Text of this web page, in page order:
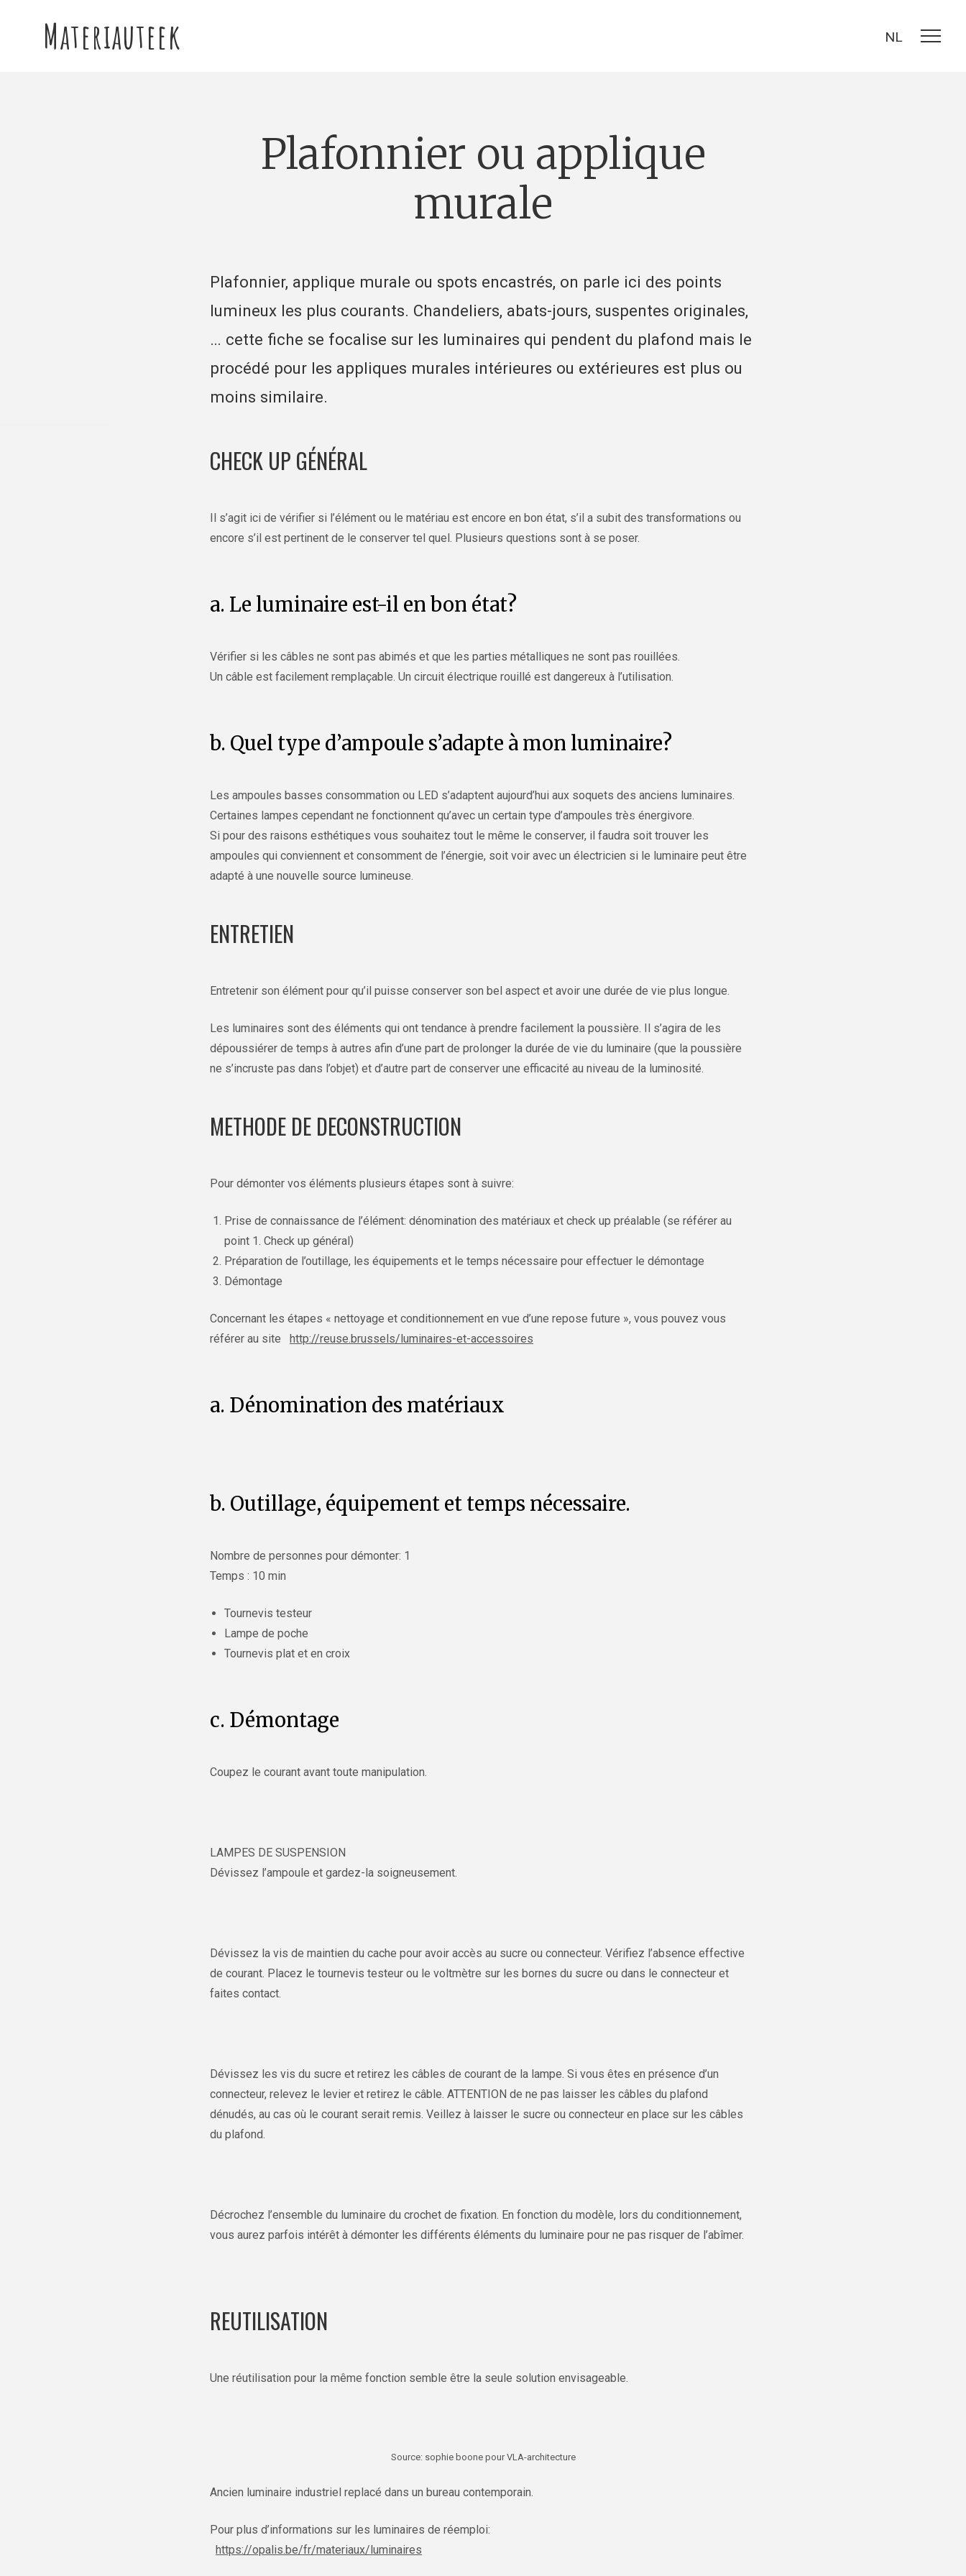
NL
Materiauteek
plafonnier ou applique
murale
Plafonnier, applique murale ou spots encastrés, on parle ici des points
lumineux les plus courants. Chandeliers, abats-jours, suspentes originales,
… cette fiche se focalise sur les luminaires qui pendent du plafond mais le
procédé pour les appliques murales intérieures ou extérieures est plus ou
moins similaire.
CHECK UP GÉNÉRAL
Il s’agit ici de vérifier si l’élément ou le matériau est encore en bon état, s’il a subit des transformations ou
encore s’il est pertinent de le conserver tel quel. Plusieurs questions sont à se poser.
a. Le luminaire est-il en bon état?
Vérifier si les câbles ne sont pas abimés et que les parties métalliques ne sont pas rouillées.
Un câble est facilement remplaçable. Un circuit électrique rouillé est dangereux à l’utilisation.
b. Quel type d’ampoule s’adapte à mon luminaire?
Les ampoules basses consommation ou LED s’adaptent aujourd’hui aux soquets des anciens luminaires.
Certaines lampes cependant ne fonctionnent qu’avec un certain type d’ampoules très énergivore.
Si pour des raisons esthétiques vous souhaitez tout le même le conserver, il faudra soit trouver les
ampoules qui conviennent et consomment de l’énergie, soit voir avec un électricien si le luminaire peut être
adapté à une nouvelle source lumineuse.
ENTRETIEN
Entretenir son élément pour qu’il puisse conserver son bel aspect et avoir une durée de vie plus longue.
Les luminaires sont des éléments qui ont tendance à prendre facilement la poussière. Il s’agira de les
dépoussiérer de temps à autres afin d’une part de prolonger la durée de vie du luminaire (que la poussière
ne s’incruste pas dans l’objet) et d’autre part de conserver une efficacité au niveau de la luminosité.
METHODE DE DECONSTRUCTION
Pour démonter vos éléments plusieurs étapes sont à suivre:
Prise de connaissance de l’élément: dénomination des matériaux et check up préalable (se référer au
point 1. Check up général)
Préparation de l’outillage, les équipements et le temps nécessaire pour effectuer le démontage
Démontage
Concernant les étapes « nettoyage et conditionnement en vue d’une repose future », vous pouvez vous
référer au site
http://reuse.brussels/luminaires-et-accessoires
a. Dénomination des matériaux
b. Outillage, équipement et temps nécessaire.
Nombre de personnes pour démonter: 1
Temps : 10 min
Tournevis testeur
Lampe de poche
Tournevis plat et en croix
c. Démontage
Coupez le courant avant toute manipulation.
LAMPES DE SUSPENSION
Dévissez l’ampoule et gardez-la soigneusement.
Dévissez la vis de maintien du cache pour avoir accès au sucre ou connecteur. Vérifiez l’absence effective
de courant. Placez le tournevis testeur ou le voltmètre sur les bornes du sucre ou dans le connecteur et
faites contact.
Dévissez les vis du sucre et retirez les câbles de courant de la lampe. Si vous êtes en présence d’un
connecteur, relevez le levier et retirez le câble. ATTENTION de ne pas laisser les câbles du plafond
dénudés, au cas où le courant serait remis. Veillez à laisser le sucre ou connecteur en place sur les câbles
du plafond.
Décrochez l’ensemble du luminaire du crochet de fixation. En fonction du modèle, lors du conditionnement,
vous aurez parfois intérêt à démonter les différents éléments du luminaire pour ne pas risquer de l’abîmer.
REUTILISATION
Une réutilisation pour la même fonction semble être la seule solution envisageable.
Source: sophie boone pour VLA-architecture
Ancien luminaire industriel replacé dans un bureau contemporain.
Pour plus d’informations sur les luminaires de réemploi:
https://opalis.be/fr/materiaux/luminaires